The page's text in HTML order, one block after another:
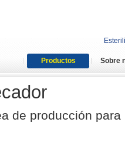
Productos Sobre
de producción